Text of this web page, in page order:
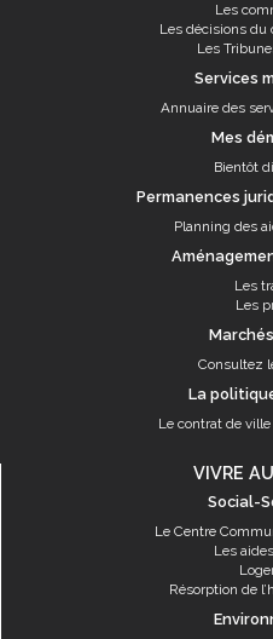
Les
Les décisions
Les
Services
Annuaire des
Mes
Bientôt
Permanences
Planning des
Les
Les
Consultez
La
Le contrat de
VIVRE
Social-
Le Centre
Les
Résorption de